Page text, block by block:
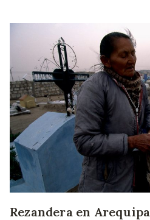
Rezandera en Arequipa